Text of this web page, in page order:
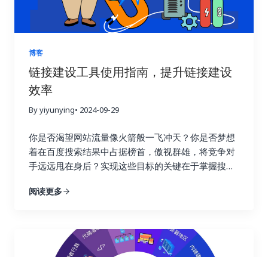
晰地了解每一次链接建设活动的实际效果，让你知道
哪些策略有效，哪些策略需要改进。就像驾驶汽车需
要查看仪表盘一样，追踪链接建设效果可以让你随时
掌握网站的“行驶状态”，从而做出更明智的决策。 试
想一下，一个射手如果每次射击后都无法看到箭的落
点，他该如何调整自己的射击姿势和力度呢？链接建
设也是如此，只有不断追踪效果，才能知道哪些策略
命中了目标，哪些策略需要调整。通过追踪链接建设
真正有效的策略上，从而最大化投资回报率，就像一
个精明的投资者，会仔细分析市场行情，选择最具潜
力的投资项目。 更重要的是，追踪链接建设效果可以
过哪些链接访问你的网站，他们在你的网站上停留了
大的商业价值。通过分析这些数据，你可以更好地理
解用户的需求和痛点，优化网站内容和用户体验，最
博客
链接建设工具使用指南，提升链接建设
效率
By yiyunying• 2024-09-29
你是否渴望网站流量像火箭般一飞冲天？你是否梦想
着在百度搜索结果中占据榜首，傲视群雄，将竞争对
手远远甩在身后？实现这些目标的关键在于掌握搜索
节！不要再浪费宝贵的时间和精力在低效的搜索引擎
Buzzsumo 这三大神器，轻松提升链接建设效率，让
你的网站在竞争激烈的线上世界中脱颖而出，成为行
阅读更多